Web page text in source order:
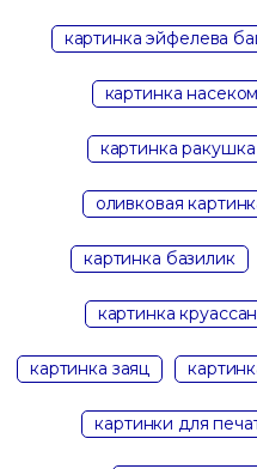
картинка эйфелева
картинка
картинка ракушка
оливковая
картинка базилик
картинка круассан
картинка заяц
картинки для